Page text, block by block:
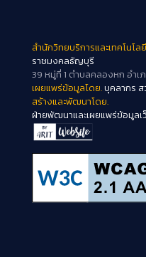
สำนักวิทยบริการและเทคโนโล
ราชมงคลธัญบุรี
39 หมู่ที่ 1 ตำบลคลองหก อำ
เผยแพร่ข้อมูลโดย.บุคลากร ส
สร้างและพัฒนาโดย.
ฝ่ายพัฒนาและเผยแพร่ข้อมูลเ